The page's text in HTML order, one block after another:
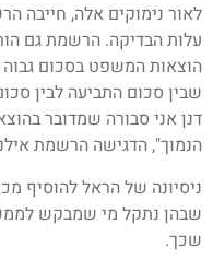
לאור נימוקים אלה, חייבה
עלות הבדיקה. הרשמת גם
הוצאות המשפט בסכום
שבין סכום התביעה לבין
דנן אני סבורה שמדובר
הנמוך", הדגישה הרשמת
ניסיונה של הראל להוסיף
שבהן נתקל מי שמבקש
שכך.